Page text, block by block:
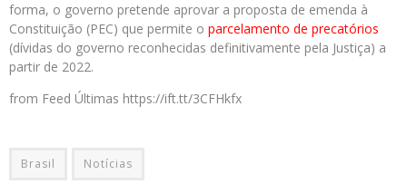
forma, o governo pretende aprovar a proposta de emenda à
Constituição (PEC) que permite o parcelamento de precatórios
(dívidas do governo reconhecidas definitivamente pela Justiça) a
partir de 2022.
from Feed Últimas https://ift.tt/3CFHkfx
Brasil Notícias